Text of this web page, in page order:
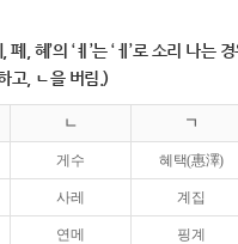
폐, 혜’의 ‘ㅖ’는 ‘ㅔ’로 소리 나는
고, ㄴ을 버림.)
ㄴ ㄱ
게수 혜택(惠澤)
사레 계집
연메 핑계